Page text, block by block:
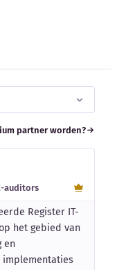
partner worden?
auditors
Register IT-
het gebied van
en
implementaties